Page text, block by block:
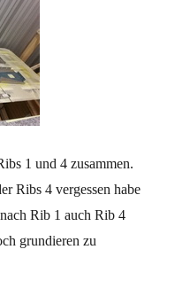
1 und 4 zusammen.
Ribs 4 vergessen habe
Rib 1 auch Rib 4
grundieren zu